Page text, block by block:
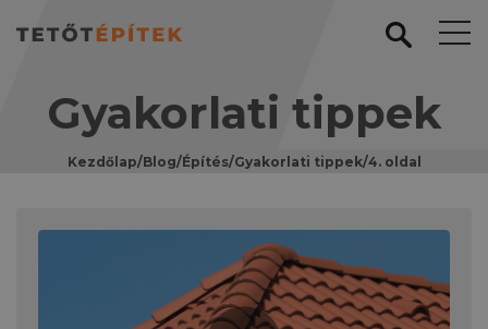
Gyakorlati tippek
Kezdőlap/Blog/Építés/Gyakorlati tippek/4. oldal